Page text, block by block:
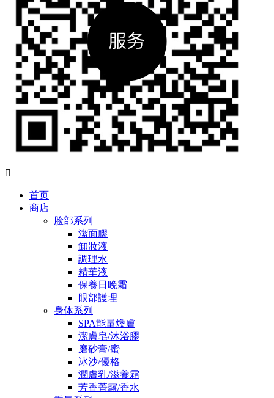

首页
商店
脸部系列
潔面膠
卸妝液
調理水
精華液
保養日晚霜
眼部護理
身体系列
SPA能量煥膚
潔膚皂/沐浴膠
磨砂膏/蜜
冰沙/優格
潤膚乳/滋養霜
芳香菁露/香水